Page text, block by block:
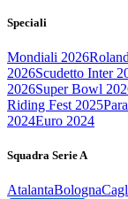
Speciali
Mondiali 2026
2026Scudetto Inter
2026Super Bowl
Riding Fest 2025
2024Euro 2024
Squadra Serie A
AtalantaBologna